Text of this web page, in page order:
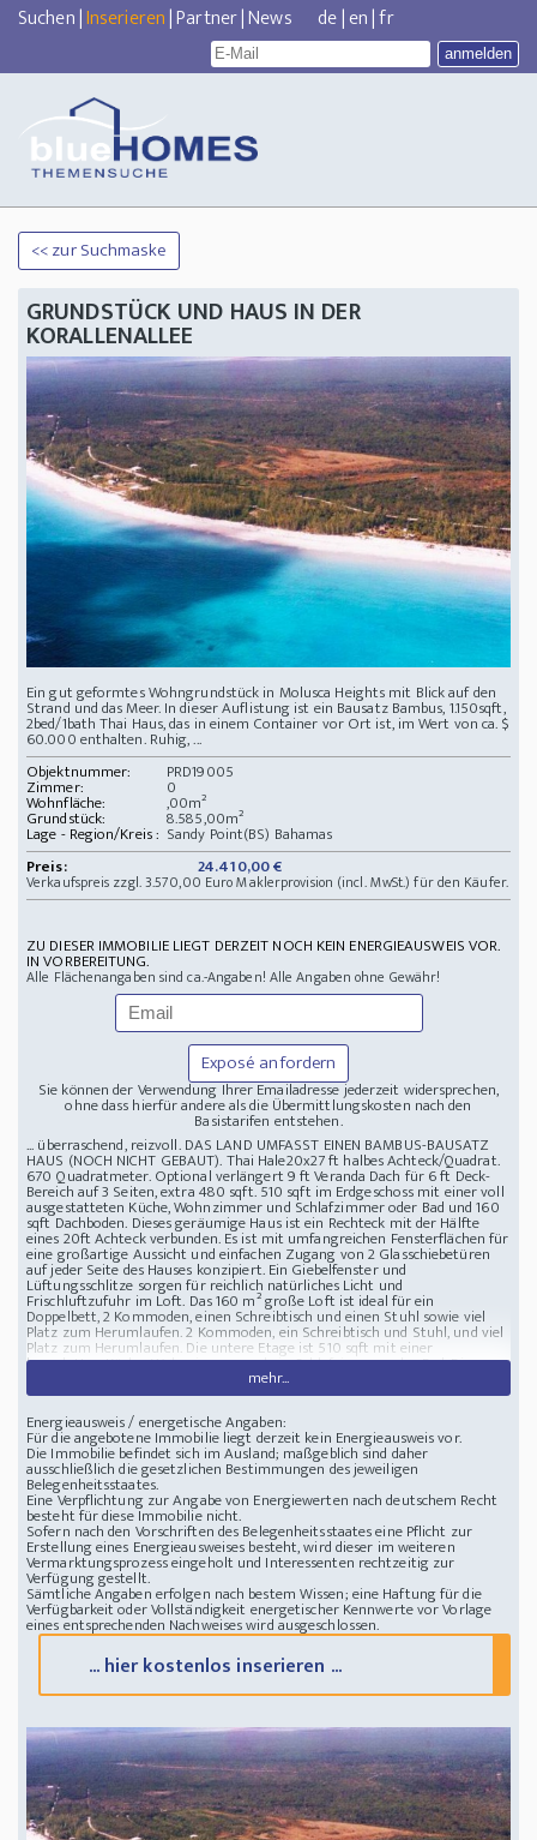
Suchen|Inserieren|Partner|News de|en|fr
<< zur Suchmaske
GRUNDSTÜCK UND HAUS IN DER
KORALLENALLEE
Ein gut geformtes Wohngrundstück in Molusca Heights mit Blick auf den
Strand und das Meer. In dieser Auflistung ist ein Bausatz Bambus, 1.150sqft,
2bed/1bath Thai Haus, das in einem Container vor Ort ist, im Wert von ca. $
60.000 enthalten. Ruhig, ...
Objektnummer:
PRD19005
Zimmer: 0
Wohnfläche: ,00m²
Grundstück: 8.585,00m²
Lage - Region/Kreis : Sandy Point(BS) Bahamas
Preis:
24.410,00 €
Verkaufspreis zzgl. 3.570,00 Euro Maklerprovision (incl. MwSt.) für den Käufer.
ZU DIESER IMMOBILIE LIEGT DERZEIT NOCH KEIN ENERGIEAUSWEIS VOR.
IN VORBEREITUNG.
Alle Flächenangaben sind ca.-Angaben! Alle Angaben ohne Gewähr!
Exposé anfordern
Sie können der Verwendung Ihrer Emailadresse jederzeit widersprechen,
ohne dass hierfür andere als die Übermittlungskosten nach den
Basistarifen entstehen.
... überraschend, reizvoll. DAS LAND UMFASST EINEN BAMBUS-BAUSATZ
HAUS (NOCH NICHT GEBAUT). Thai Hale20x27 ft halbes Achteck/Quadrat.
670 Quadratmeter. Optional verlängert 9 ft Veranda Dach für 6 ft Deck-
Bereich auf 3 Seiten, extra 480 sqft. 510 sqft im Erdgeschoss mit einer voll
ausgestatteten Küche, Wohnzimmer und Schlafzimmer oder Bad und 160
sqft Dachboden. Dieses geräumige Haus ist ein Rechteck mit der Hälfte
eines 20ft Achteck verbunden. Es ist mit umfangreichen Fensterflächen für
eine großartige Aussicht und einfachen Zugang von 2 Glasschiebetüren
auf jeder Seite des Hauses konzipiert. Ein Giebelfenster und
Lüftungsschlitze sorgen für reichlich natürliches Licht und
Frischluftzufuhr im Loft. Das 160 m² große Loft ist ideal für ein
Doppelbett, 2 Kommoden, einen Schreibtisch und einen Stuhl sowie viel
Platz zum Herumlaufen. 2 Kommoden, ein Schreibtisch und Stuhl, und viel
Platz zum Herumlaufen. Die untere Etage ist 510 sqft mit einer
kompletten Küche, Wohnzimmer und ein Schlafzimmer oder Bad. Die
Küche hat viel Platz, Platz für eine volle 4-Flammen-Herd mit Backofen, ein
20 cft Kühlschrank, Schränke und eine Spüle. 160 sqft Loft ist ideal für eine
Königin Größe. Die 9ft Veranda Dach für 6ft Deck-Bereich auf 3 Seiten des
Hauses bietet 480 sqft von Outdoor-Lounge-Bereich, Lagerung, oder für
das, was auch immer Sie denken können. Der geschlossene Raum auf der
Haupt
GRUNDSTÜCK UND HAUS IN DER KORALLENALLEE
mehr...
Abaco Palm Shores, in
Molusca Heights mit Blick auf den Strand und das Meer
Energieausweis / energetische Angaben:
Für die angebotene Immobilie liegt derzeit kein Energieausweis vor.
Die Immobilie befindet sich im Ausland; maßgeblich sind daher
ausschließlich die gesetzlichen Bestimmungen des jeweiligen
Belegenheitsstaates.
Eine Verpflichtung zur Angabe von Energiewerten nach deutschem Recht
besteht für diese Immobilie nicht.
Sofern nach den Vorschriften des Belegenheitsstaates eine Pflicht zur
Erstellung eines Energieausweises besteht, wird dieser im weiteren
Vermarktungsprozess eingeholt und Interessenten rechtzeitig zur
Verfügung gestellt.
Sämtliche Angaben erfolgen nach bestem Wissen; eine Haftung für die
Verfügbarkeit oder Vollständigkeit energetischer Kennwerte vor Vorlage
eines entsprechenden Nachweises wird ausgeschlossen.
... hier kostenlos inserieren ...